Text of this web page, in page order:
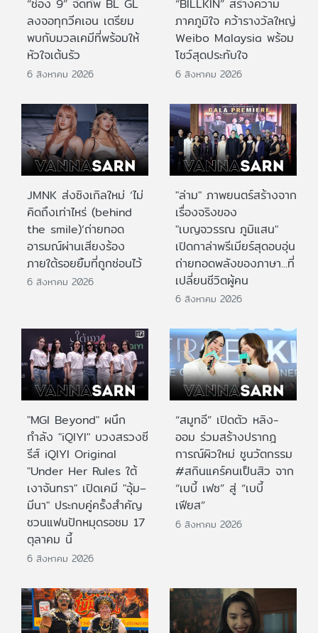
“ช่อง 9” จัดทัพ BL GL
ลงจอทุกวีคเอน เตรียม
พบกับมวลเคมีที่พร้อมให้
หัวใจเต้นรัว
6 สิงหาคม 2026
“BILLKIN” สร้างความ
ภาคภูมิใจ คว้ารางวัลใหญ่
Weibo Malaysia พร้อม
โชว์สุดประทับใจ
6 สิงหาคม 2026
JMNK ส่งซิงเกิลใหม่ ‘ไม่
คิดถึงเท่าไหร่ (behind
the smile)’ถ่ายทอด
อารมณ์ผ่านเสียงร้อง
ภายใต้รอยยิ้มที่ถูกซ่อนไว้
6 สิงหาคม 2026
"ล่าม" ภาพยนตร์สร้างจาก
เรื่องจริงของ
"เบญจวรรณ ภูมิแสน"
เปิดกาล่าพรีเมียร์สุดอบอุ่น
ถ่ายทอดพลังของภาษา...ที่
เปลี่ยนชีวิตผู้คน
6 สิงหาคม 2026
"MGI Beyond" ผนึก
กำลัง "iQIYI" บวงสรวงซี
รีส์ iQIYI Original
"Under Her Rules ใต้
เงาจันทรา" เปิดเคมี "อุ้ม–
มีนา" ประกบคู่ครั้งสำคัญ
ชวนแฟนปักหมุดรอชม 17
ตุลาคม นี้
6 สิงหาคม 2026
“สมูทอี” เปิดตัว หลิง-
ออม ร่วมสร้างปรากฎ
การณ์ผิวใหม่ ชูนวัตกรรม
#สกินแคร์คนเป็นสิว จาก
“เบบี้ เฟซ” สู่ “เบบี้
เฟียส”
6 สิงหาคม 2026